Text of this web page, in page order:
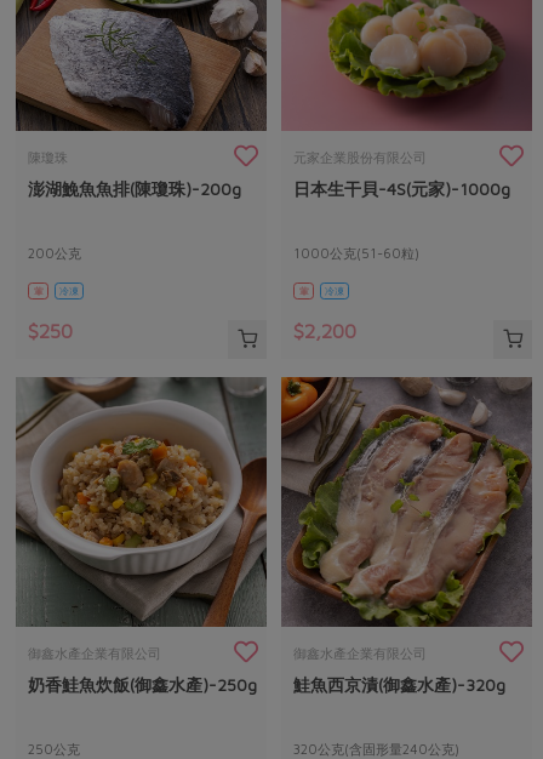
美妝保養 個人清潔
家庭清潔
日用品
素食專區
樂齡友善
主題食譜
異國料理
年菜食譜
高麗菜海鮮煎餅
2024農業發展計畫年度報告
更多議題活動
把最好的台灣味帶回家！
生活者e週報
綠主張月刊
社務專區
選舉專區
媒體報導
地區活動
活動報下載
陳瓊珠
澎湖鮸魚魚排(陳瓊珠)-200g
200公克
葷 冷凍
$250
元家企業股份有限公司
日本生干貝-4S(元家)-1000g
1000公克(51-60粒)
葷 冷凍
$2,200
御鑫水產企業有限公司
奶香鮭魚炊飯(御鑫水產)-250g
250公克
御鑫水產企業有限公司
鮭魚西京漬(御鑫水產)-320g
320公克(含固形量240公克)